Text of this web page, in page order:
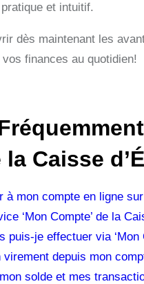
et intuitif.
dès maintenant les
finances au quotidien!
la Caisse
à mon compte en ligne
‘Mon Compte’ de la
puis-je effectuer via ‘Mon
depuis mon
solde et mes